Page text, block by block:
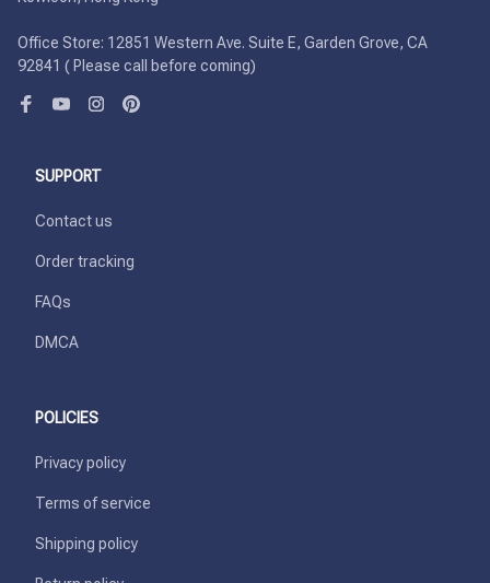
Office Store: 12851 Western Ave. Suite E, Garden Grove, CA
92841 ( Please call before coming)
SUPPORT
Contact us
Order tracking
FAQs
DMCA
POLICIES
Privacy policy
Terms of service
Shipping policy